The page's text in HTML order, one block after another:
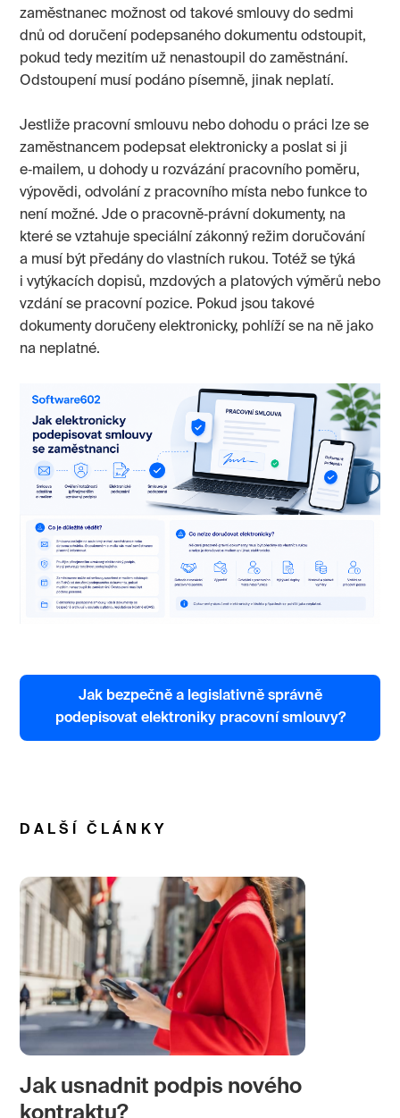
zaměstnanec možnost od takové smlouvy do sedmi
dnů od doručení podepsaného dokumentu odstoupit,
pokud tedy mezitím už nenastoupil do zaměstnání.
Odstoupení musí podáno písemně, jinak neplatí.
Jestliže pracovní smlouvu nebo dohodu o práci lze se
zaměstnancem podepsat elektronicky a poslat si ji
e‑mailem, u dohody u rozvázání pracovního poměru,
výpovědi, odvolání z pracovního místa nebo funkce to
není možné. Jde o pracovně‑právní dokumenty, na
které se vztahuje speciální zákonný režim doručování
a musí být předány do vlastních rukou. Totéž se týká
i vytýkacích dopisů, mzdových a platových výměrů nebo
vzdání se pracovní pozice. Pokud jsou takové
dokumenty doručeny elektronicky, pohlíží se na ně jako
na neplatné.
Jak bezpečně a legislativně správně
podepisovat elektroniky pracovní smlouvy?
DALŠÍ ČLÁNKY
Jak usnadnit podpis nového